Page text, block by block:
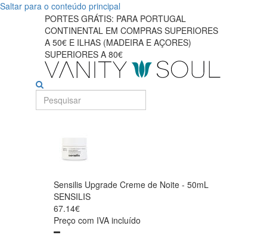
Saltar para o conteúdo principal
PORTES GRÁTIS: PARA PORTUGAL
CONTINENTAL EM COMPRAS SUPERIORES
A 50€ E ILHAS (MADEIRA E AÇORES)
SUPERIORES A 80€
Sensilis Upgrade Creme de Noite - 50mL
SENSILIS
67.14€
Preço com IVA incluído